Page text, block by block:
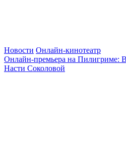
Новости Онлайн-кинотеатр
Онлайн-премьера на Пилигриме:
Насти Соколовой